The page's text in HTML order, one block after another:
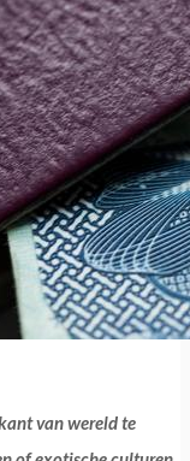
van wereld te